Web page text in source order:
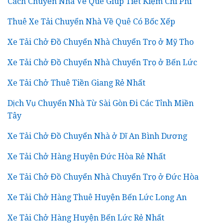
Thuê Xe Tải Chuyển Nhà Về Quê Có Bốc Xếp
Xe Tải Chở Đồ Chuyển Nhà Chuyển Trọ ở Mỹ Tho
Xe Tải Chở Đồ Chuyển Nhà Chuyển Trọ ở Bến Lức
Xe Tải Chở Thuê Tiền Giang Rẻ Nhất
Dịch Vụ Chuyển Nhà Từ Sài Gòn Đi Các Tỉnh Miền
Tây
Xe Tải Chở Đồ Chuyển Nhà ở Dĩ An Bình Dương
Xe Tải Chở Hàng Huyện Đức Hòa Rẻ Nhất
Xe Tải Chở Đồ Chuyển Nhà Chuyển Trọ ở Đức Hòa
Xe Tải Chở Hàng Thuê Huyện Bến Lức Long An
Xe Tải Chở Hàng Huyện Bến Lức Rẻ Nhất